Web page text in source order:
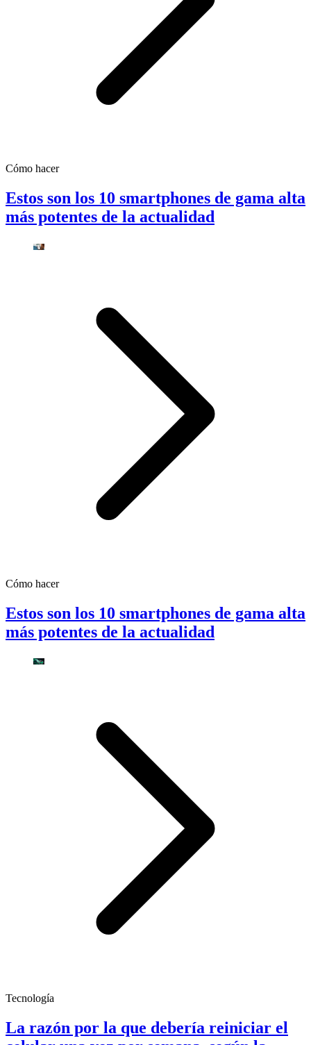
Cómo hacer
Estos son los 10 smartphones de gama alta
más potentes de la actualidad
Cómo hacer
Estos son los 10 smartphones de gama alta
más potentes de la actualidad
Tecnología
La razón por la que debería reiniciar el